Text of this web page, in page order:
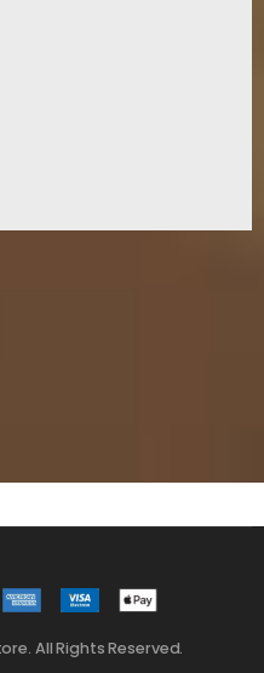
All Rights Reserved.